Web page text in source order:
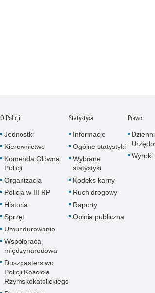
O Policji
Jednostki
Kierownictwo
Komenda Główna
Policji
Organizacja
Policja w III RP
Historia
Sprzęt
Umundurowanie
Współpraca
międzynarodowa
Duszpasterstwo
Policji Kościoła
Rzymskokatolickiego
Statystyka
Informacje
Ogólne statystyki
Wybrane
statystyki
Kodeks karny
Ruch drogowy
Raporty
Opinia publiczna
Prawo
Wyroki